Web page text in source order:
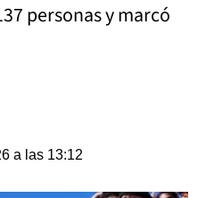
personas y marcó
a las 13:12